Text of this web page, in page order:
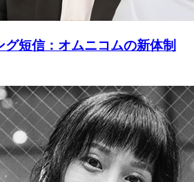
短信：オムニコムの新体制